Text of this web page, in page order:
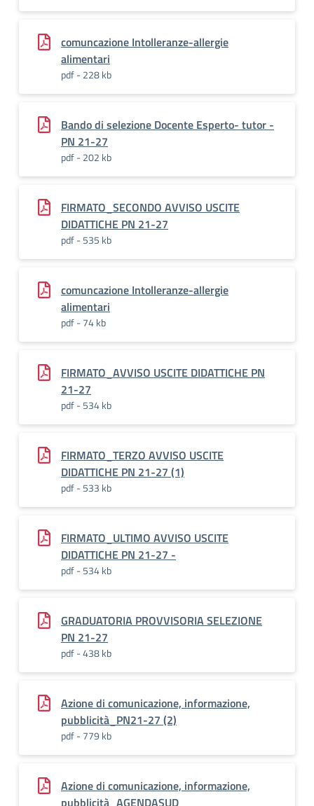
comuncazione Intolleranze-allergie
alimentari
pdf - 228 kb
Bando di selezione Docente Esperto- tutor -
PN 21-27
pdf - 202 kb
FIRMATO_SECONDO AVVISO USCITE
DIDATTICHE PN 21-27
pdf - 535 kb
comuncazione Intolleranze-allergie
alimentari
pdf - 74 kb
FIRMATO_AVVISO USCITE DIDATTICHE PN
21-27
pdf - 534 kb
FIRMATO_TERZO AVVISO USCITE
DIDATTICHE PN 21-27 (1)
pdf - 533 kb
FIRMATO_ULTIMO AVVISO USCITE
DIDATTICHE PN 21-27 -
pdf - 534 kb
GRADUATORIA PROVVISORIA SELEZIONE
PN 21-27
pdf - 438 kb
Azione di comunicazione, informazione,
pubblicità_PN21-27 (2)
pdf - 779 kb
Azione di comunicazione, informazione,
pubblicità_AGENDASUD